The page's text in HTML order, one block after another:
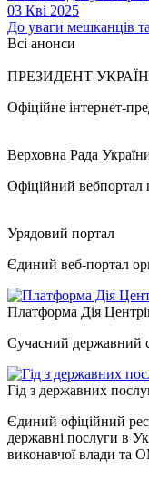
03 Кві 2025
До уваги мешканців
Всі анонси
ПРЕЗИДЕНТ
Офіційне інтернет-
Верховна Рада
Офіційний вебпортал
Урядовий портал
Єдиний веб-портал
Платформа Дія
Сучасний державний
Гід з державних
Єдиний офіційний
державні послуги в
виконавчої влади та